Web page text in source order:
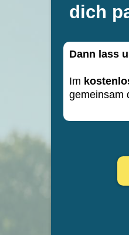
dich
Dann lass
Im
gemeinsam